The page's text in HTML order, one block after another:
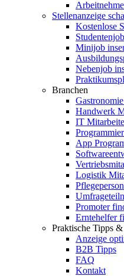
Stellenanzeige
Kostenlose
Minijob
Nebenjob
Branchen
Handwerk
IT
App
Logistik
Promoter
Erntehelfer
Praktische Tipps
Anzeige
B2B Tipps
FAQ
Kontakt